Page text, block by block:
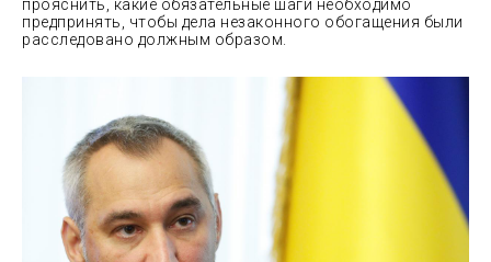
прояснить, какие обязательные шаги необходимо
предпринять, чтобы дела незаконного обогащения были
расследовано должным образом.